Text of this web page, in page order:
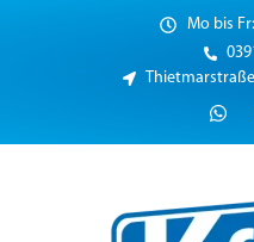
Mo bis